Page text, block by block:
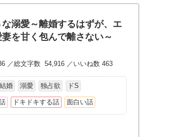
溺愛～離婚するはずが、エ
を甘く包んで離さない～
／総文字数 54,916 ／いいね数 463
結婚 溺愛 独占欲 ドS
ドキドキする話 面白い話